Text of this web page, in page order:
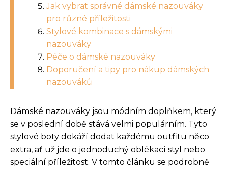
Jak vybrat správné dámské nazouváky
pro různé příležitosti
Stylové kombinace s dámskými
nazouváky
Péče o dámské nazouváky
Doporučení a tipy pro nákup dámských
nazouváků
Dámské nazouváky jsou módním doplňkem, který
se v poslední době stává velmi populárním. Tyto
stylové boty dokáží dodat každému outfitu něco
extra, ať už jde o jednoduchý oblékací styl nebo
speciální příležitost. V tomto článku se podrobně